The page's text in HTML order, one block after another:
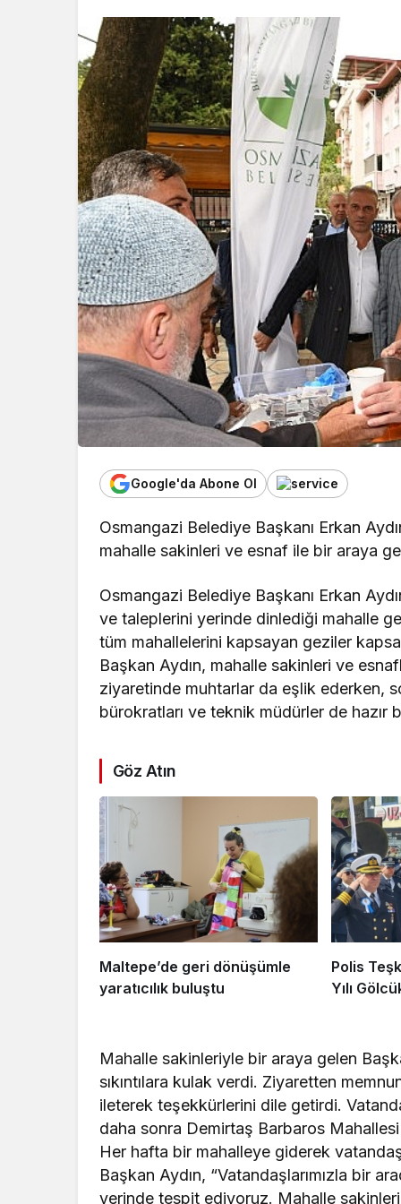
Google'da Abone Ol
Osmangazi Belediye Başkanı Erkan
mahalle sakinleri ve esnaf ile bir araya
Osmangazi Belediye Başkanı Erkan
ve taleplerini yerinde dinlediği mahalle
tüm mahallelerini kapsayan geziler
Başkan Aydın, mahalle sakinleri ve
ziyaretinde muhtarlar da eşlik ederken,
bürokratları ve teknik müdürler de hazır
Göz Atın
Maltepe’de geri dönüşümle
yaratıcılık buluştu
Polis
Yılı
Mahalle sakinleriyle bir araya gelen
sıkıntılara kulak verdi. Ziyaretten
ileterek teşekkürlerini dile getirdi.
daha sonra Demirtaş Barbaros
Her hafta bir mahalleye giderek
Başkan Aydın, “Vatandaşlarımızla bir
yerinde tespit ediyoruz. Mahalle
Spor
Maratonu